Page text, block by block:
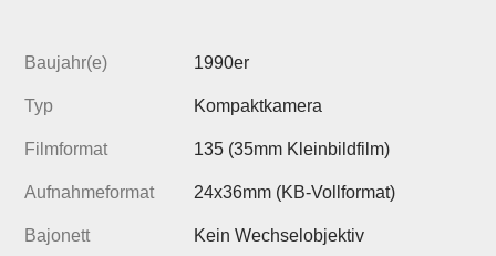
Baujahr(e) 1990er
Typ Kompaktkamera
Filmformat 135 (35mm Kleinbildfilm)
Aufnahmeformat 24x36mm (KB-Vollformat)
Bajonett Kein Wechselobjektiv